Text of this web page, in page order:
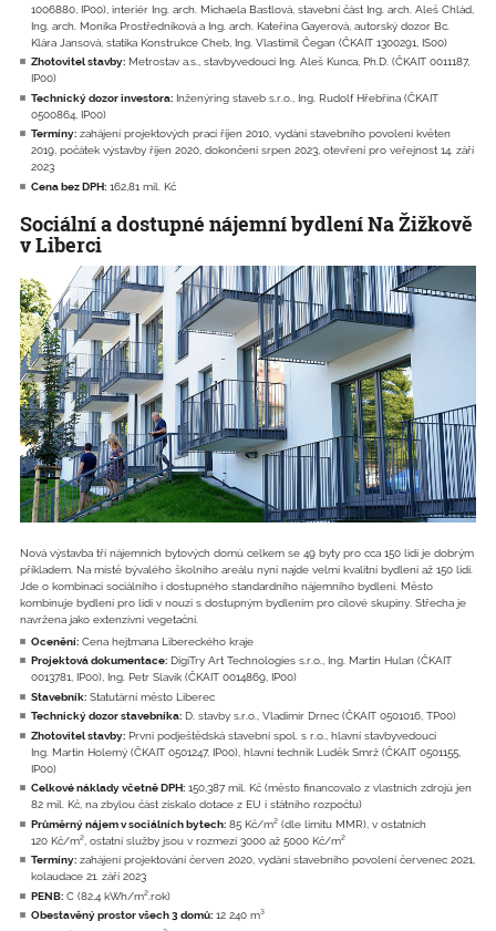
1006880, IP00), interiér Ing. arch. Michaela Bastlová, stavební část Ing. arch. Aleš Chlád,
Ing. arch. Monika Prostředníková a Ing. arch. Kateřina Gayerová, autorský dozor Bc.
Klára Jansová, statika Konstrukce Cheb, Ing. Vlastimil Čegan (ČKAIT 1300291, IS00)
Zhotovitel stavby: Metrostav a.s., stavbyvedoucí Ing. Aleš Kunca, Ph.D. (ČKAIT 0011187,
IP00)
Technický dozor investora: Inženýring staveb s.r.o., Ing. Rudolf Hřebřina (ČKAIT
0500864, IP00)
Termíny: zahájení projektových prací říjen 2010, vydání stavebního povolení květen
2019, počátek výstavby říjen 2020, dokončení srpen 2023, otevření pro veřejnost 14. září
2023
Cena bez DPH: 162,81 mil. Kč
Sociální a dostupné nájemní bydlení Na Žižkově
v Liberci
Nová výstavba tří nájemních bytových domů celkem se 49 byty pro cca 150 lidí je dobrým
příkladem. Na místě bývalého školního areálu nyní najde velmi kvalitní bydlení až 150 lidí.
Jde o kombinaci sociálního i dostupného standardního nájemního bydlení. Město
kombinuje bydlení pro lidi v nouzi s dostupným bydlením pro cílové skupiny. Střecha je
navržena jako extenzivní vegetační.
Ocenění: Cena hejtmana Libereckého kraje
Projektová dokumentace: DigiTry Art Technologies s.r.o., Ing. Martin Hulan (ČKAIT
0013781, IP00), Ing. Petr Slavík (ČKAIT 0014869, IP00)
Stavebník: Statutární město Liberec
Technický dozor stavebníka: D. stavby s.r.o., Vladimír Drnec (ČKAIT 0501016, TP00)
Zhotovitel stavby: První podještědská stavební spol. s r.o., hlavní stavbyvedoucí
Ing. Martin Holemý (ČKAIT 0501247, IP00), hlavní technik Luděk Smrž (ČKAIT 0501155,
IP00)
Celkové náklady včetně DPH: 150,387 mil. Kč (město financovalo z vlastních zdrojů jen
82 mil. Kč, na zbylou část získalo dotace z EU i státního rozpočtu)
Průměrný nájem v sociálních bytech: 85 Kč/m² (dle limitu MMR), v ostatních
120 Kč/m², ostatní služby jsou v rozmezí 3000 až 5000 Kč/m²
Termíny: zahájení projektování červen 2020, vydání stavebního povolení červenec 2021,
kolaudace 21. září 2023
PENB: C (82,4 kWh/m².rok)
Obestavěný prostor všech 3 domů: 12 240 m³